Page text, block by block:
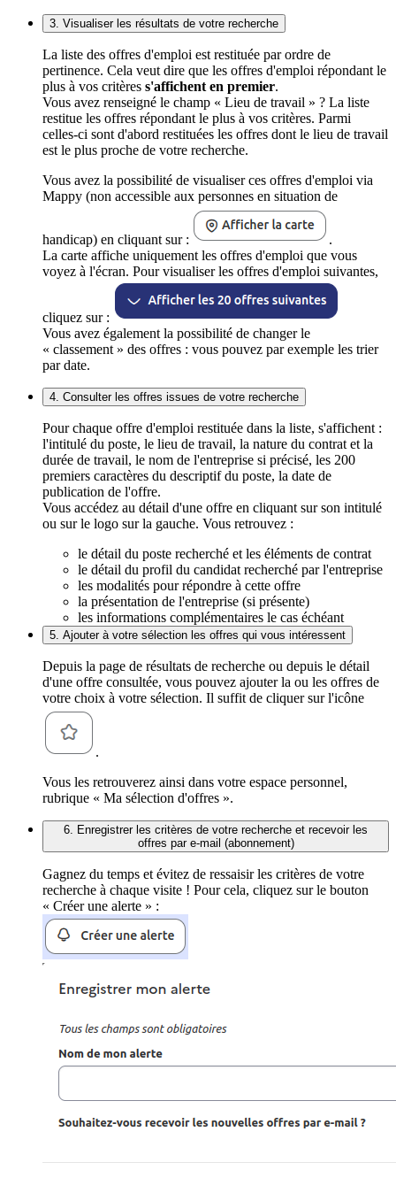
3. Visualiser les résultats de votre recherche
La liste des offres d'emploi est restituée par ordre de
pertinence. Cela veut dire que les offres d'emploi répondant le
plus à vos critères s'affichent en premier.
Vous avez renseigné le champ « Lieu de travail » ? La liste
restitue les offres répondant le plus à vos critères. Parmi
celles-ci sont d'abord restituées les offres dont le lieu de travail
est le plus proche de votre recherche.
Vous avez la possibilité de visualiser ces offres d'emploi via
Mappy (non accessible aux personnes en situation de
handicap) en cliquant sur :
.
La carte affiche uniquement les offres d'emploi que vous
voyez à l'écran. Pour visualiser les offres d'emploi suivantes,
cliquez sur :
Vous avez également la possibilité de changer le
« classement » des offres : vous pouvez par exemple les trier
par date.
4. Consulter les offres issues de votre recherche
Pour chaque offre d'emploi restituée dans la liste, s'affichent :
l'intitulé du poste, le lieu de travail, la nature du contrat et la
durée de travail, le nom de l'entreprise si précisé, les 200
premiers caractères du descriptif du poste, la date de
publication de l'offre.
Vous accédez au détail d'une offre en cliquant sur son intitulé
ou sur le logo sur la gauche. Vous retrouvez :
le détail du poste recherché et les éléments de contrat
le détail du profil du candidat recherché par l'entreprise
les modalités pour répondre à cette offre
la présentation de l'entreprise (si présente)
les informations complémentaires le cas échéant
5. Ajouter à votre sélection les offres qui vous intéressent
Depuis la page de résultats de recherche ou depuis le détail
d'une offre consultée, vous pouvez ajouter la ou les offres de
votre choix à votre sélection. Il suffit de cliquer sur l'icône
.
Vous les retrouverez ainsi dans votre espace personnel,
rubrique « Ma sélection d'offres ».
6. Enregistrer les critères de votre recherche et recevoir les
offres par e-mail (abonnement)
Gagnez du temps et évitez de ressaisir les critères de votre
recherche à chaque visite ! Pour cela, cliquez sur le bouton
« Créer une alerte » :